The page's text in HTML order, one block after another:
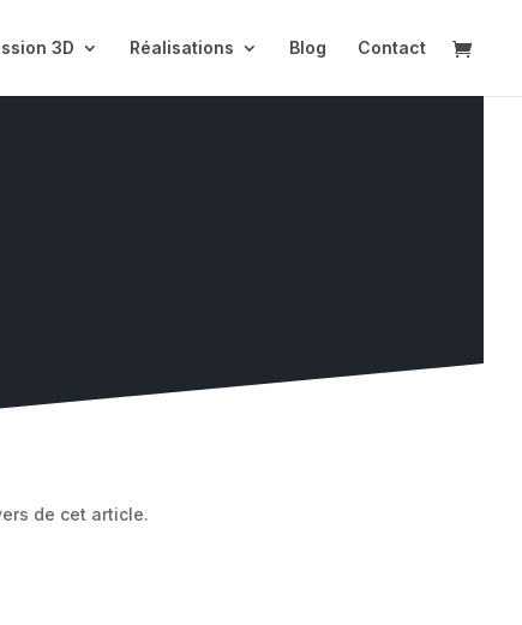
3D Réalisations Blog Contact
de cet article.